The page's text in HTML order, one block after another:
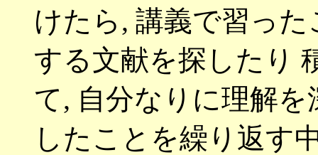
けたら , 講義で習っ
する文献を探したり
て, 自分なりに理解
したことを繰り返す